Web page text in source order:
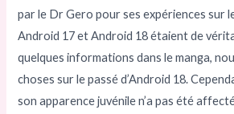
par le Dr Gero pour ses expériences sur
Android 17 et Android 18 étaient de
quelques informations dans le manga,
choses sur le passé d’Android 18.
son apparence juvénile n’a pas été